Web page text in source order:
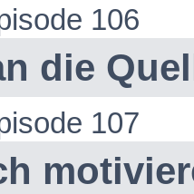
106
die
107